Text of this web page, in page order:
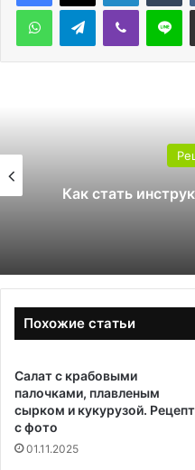
WhatsAppTelegramViber
Как стать
Похожие статьи
Салат с крабовыми
палочками, плавленым
сырком и кукурузой. Рецепт
с фото
01.11.2025